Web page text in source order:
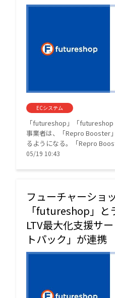
ECシステム
「futureshop」「
事業者は、「Repro Booster
るようになる。「Repro
で導入できるサイトスピード
05/19 10:43
フューチャーショ
「futureshop」と
LTV最大化支援サ
トパック」が連携